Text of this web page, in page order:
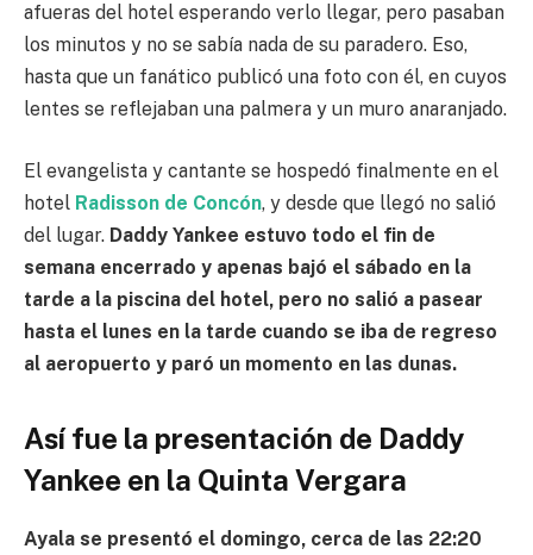
afueras del hotel esperando verlo llegar, pero pasaban
los minutos y no se sabía nada de su paradero. Eso,
hasta que un fanático publicó una foto con él, en cuyos
lentes se reflejaban una palmera y un muro anaranjado.
El evangelista y cantante se hospedó finalmente en el
hotel Radisson de Concón, y desde que llegó no salió
del lugar. Daddy Yankee estuvo todo el fin de
semana encerrado y apenas bajó el sábado en la
tarde a la piscina del hotel, pero no salió a pasear
hasta el lunes en la tarde cuando se iba de regreso
al aeropuerto y paró un momento en las dunas.
Así fue la presentación de Daddy
Yankee en la Quinta Vergara
Ayala se presentó el domingo, cerca de las 22:20